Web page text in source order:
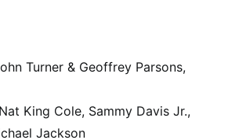
Turner & Geoffrey Parsons,
King Cole, Sammy Davis Jr.,
Jackson